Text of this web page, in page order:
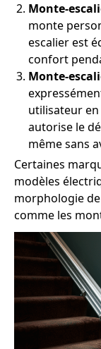
Monte-
monte
escalier est
confort
Monte-
utilisateur
autorise le
même sans
Certaines
modèles
morphologie
comme les